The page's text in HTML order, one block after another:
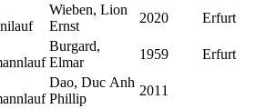
Wieben, Lion
Ernst
2020 Erfurt
Burgard,
Elmar
1959 Erfurt
Dao, Duc Anh
Phillip
2011